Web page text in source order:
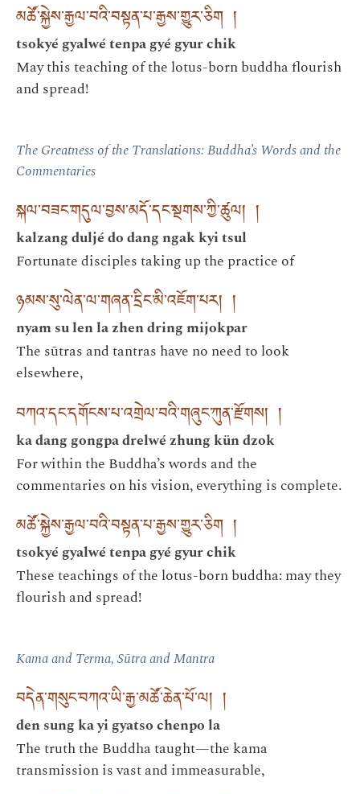
མཚོ་སྐྱེས་རྒྱལ་བའི་བསྟན་པ་རྒྱས་གྱུར་ཅིག །
tsokyé gyalwé tenpa gyé gyur chik
May this teaching of the lotus-born buddha flourish
and spread!
The Greatness of the Translations: Buddha’s Words and the
Commentaries
སྐལ་བཟང་གདུལ་བྱས་མདོ་དང་སྔགས་ཀྱི་ཚུལ། །
kalzang duljé do dang ngak kyi tsul
Fortunate disciples taking up the practice of
ཉམས་སུ་ལེན་ལ་གཞན་དྲིང་མི་འཇོག་པར། །
nyam su len la zhen dring mijokpar
The sūtras and tantras have no need to look
elsewhere,
བཀའ་དང་དགོངས་པ་འགྲེལ་བའི་གཞུང་ཀུན་རྫོགས། །
ka dang gongpa drelwé zhung kün dzok
For within the Buddha’s words and the
commentaries on his vision, everything is complete.
མཚོ་སྐྱེས་རྒྱལ་བའི་བསྟན་པ་རྒྱས་གྱུར་ཅིག །
tsokyé gyalwé tenpa gyé gyur chik
These teachings of the lotus-born buddha: may they
flourish and spread!
Kama and Terma, Sūtra and Mantra
བདེན་གསུང་བཀའ་ཡི་རྒྱ་མཚོ་ཆེན་པོ་ལ། །
den sung ka yi gyatso chenpo la
The truth the Buddha taught—the kama
transmission is vast and immeasurable,